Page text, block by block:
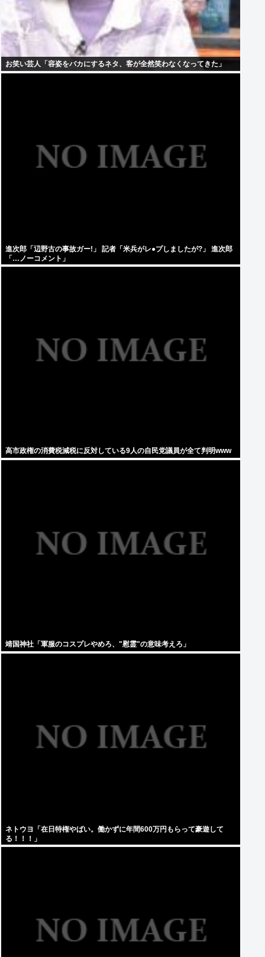
お笑い芸人「容姿をバカにするネタ、客が全然笑わなくなってきた」
進次郎「辺野古の事故ガー!」 記者「米兵がレ●プしましたが?」 進次郎
「…ノーコメント」
高市政権の消費税減税に反対している9人の自民党議員が全て判明www
靖国神社「軍服のコスプレやめろ、"慰霊"の意味考えろ」
ネトウヨ「在日特権やばい。働かずに年間600万円もらって豪遊して
る！！！」